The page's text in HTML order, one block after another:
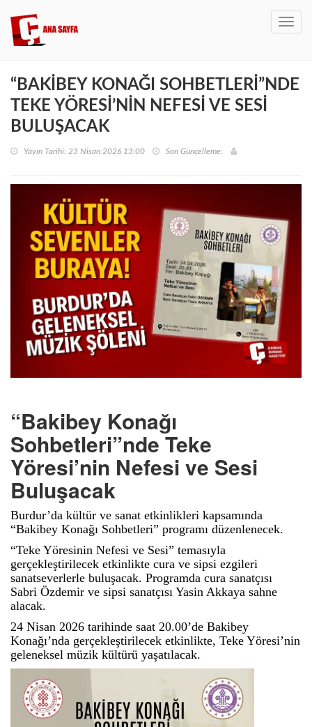
“BAKİBEY KONAĞI SOHBETLERİ”NDE
TEKE YÖRESİ’NİN NEFESİ VE SESİ
BULUŞACAK
Yayın Tarihi: 23 Nisan 2026 13:00 Son Güncelleme:
“Bakibey Konağı
Sohbetleri”nde Teke
Yöresi’nin Nefesi ve Sesi
Buluşacak
Burdur’da kültür ve sanat etkinlikleri kapsamında
“Bakibey Konağı Sohbetleri” programı düzenlenecek.
“Teke Yöresinin Nefesi ve Sesi” temasıyla
gerçekleştirilecek etkinlikte cura ve sipsi ezgileri
sanatseverlerle buluşacak. Programda cura sanatçısı
Sabri Özdemir ve sipsi sanatçısı Yasin Akkaya sahne
alacak.
24 Nisan 2026 tarihinde saat 20.00’de Bakibey
Konağı’nda gerçekleştirilecek etkinlikte, Teke Yöresi’nin
geleneksel müzik kültürü yaşatılacak.